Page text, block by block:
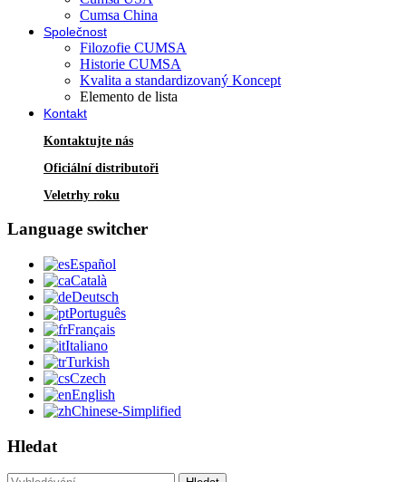
Cumsa China
Společnost
Filozofie CUMSA
Historie CUMSA
Kvalita a standardizovaný Koncept
Elemento de lista
Kontakt
Kontaktujte nás
Oficiální distributoři
Veletrhy roku
Language switcher
Español
Català
Deutsch
Português
Français
Italiano
Turkish
Czech
English
Chinese-Simplified
Hledat